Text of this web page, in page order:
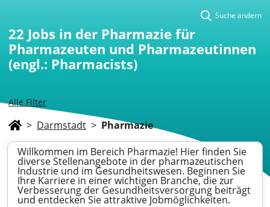
Alle Filter
Suche ändern
22 Jobs in der Pharmazie für
Pharmazeuten und Pharmazeutinnen
(engl.: Pharmacists)
> Darmstadt > Pharmazie
Willkommen im Bereich Pharmazie! Hier finden Sie
diverse Stellenangebote in der pharmazeutischen
Industrie und im Gesundheitswesen. Beginnen Sie
Ihre Karriere in einer wichtigen Branche, die zur
Verbesserung der Gesundheitsversorgung beiträgt
und entdecken Sie attraktive Jobmöglichkeiten.